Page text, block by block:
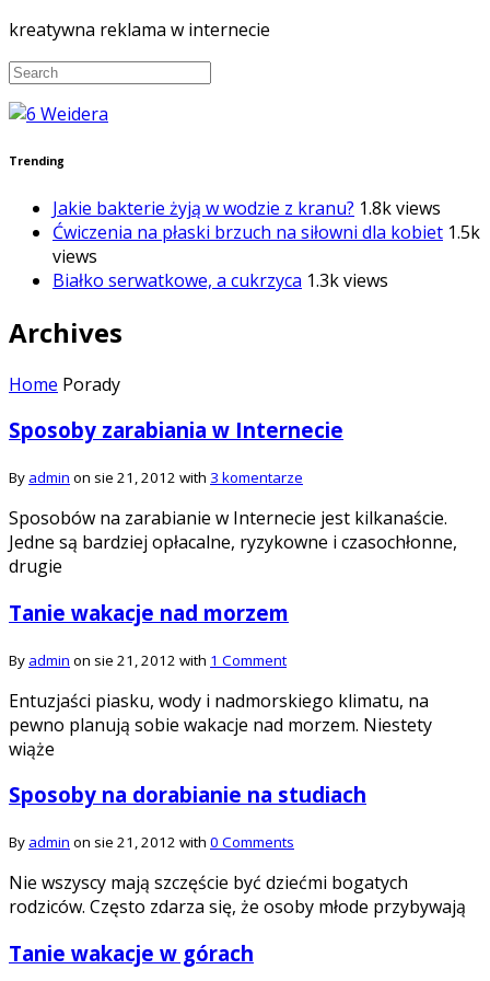
kreatywna reklama w internecie
Trending
Jakie bakterie żyją w wodzie z kranu? 1.8k views
Ćwiczenia na płaski brzuch na siłowni dla kobiet 1.5k
views
Białko serwatkowe, a cukrzyca 1.3k views
Archives
Home Porady
Sposoby zarabiania w Internecie
By admin on sie 21, 2012 with 3 komentarze
Sposobów na zarabianie w Internecie jest kilkanaście.
Jedne są bardziej opłacalne, ryzykowne i czasochłonne,
drugie
Tanie wakacje nad morzem
By admin on sie 21, 2012 with 1 Comment
Entuzjaści piasku, wody i nadmorskiego klimatu, na
pewno planują sobie wakacje nad morzem. Niestety
wiąże
Sposoby na dorabianie na studiach
By admin on sie 21, 2012 with 0 Comments
Nie wszyscy mają szczęście być dziećmi bogatych
rodziców. Często zdarza się, że osoby młode przybywają
Tanie wakacje w górach